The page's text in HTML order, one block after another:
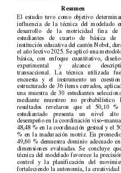
Resumen
El estudio tuvo como objetivo
influencia de la técnica del modelado
desarrollo
de la motricidad fina
de
estudiantes
de cuarto de básica
de
institución educativa del cantón Nobol,
el año lectivo 2025. Se aplicó una
básica,
con enfoque cuantitativo,
experimental
y alcance
transaccional.
La técnica utili zada
encuesta
y el instrumento un
estructurado de 36 ítems cerrados,
una muestra de 30 estudiantes
mediante
muestreo no probabilístico.
resultados
revelaron que el 50,10
%
estudiantado
presenta un nivel
alto
desempeño en la coordinación viso–
48,48 % en la coordinación gestual y el
% en la maduración motriz. En
49,60 % demuestra dominio adecuado
dimensiones evaluadas. Se concluye
técnica del modelado favorece la
control
y la planificación del
fortaleciendo la autonomía, la creatividad